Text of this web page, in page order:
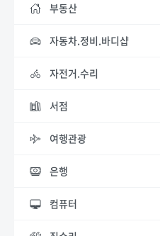
부동산
자동차.정비.바디샵
자전거.수리
서점
여행관광
은행
컴퓨터